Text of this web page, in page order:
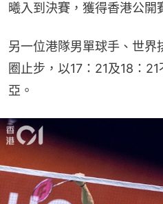
曦入到決賽，獲得香港公開
另一位港隊男單球手、世
圈止步，以17：21及18：
亞。